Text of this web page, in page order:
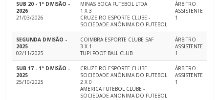
SUB 20 - 1ª DIVISÃO -
2026
21/03/2026
MINAS BOCA FUTEBOL LTDA
1 X 3
CRUZEIRO ESPORTE CLUBE -
SOCIEDADE ANÔNIMA DO FUTEBOL
ÁRBITRO
ASSISTENTE
1
SEGUNDA DIVISÃO -
2025
02/11/2025
COIMBRA ESPORTE CLUBE SAF
3 X 1
TUPI FOOT BALL CLUB
ÁRBITRO
ASSISTENTE
1
SUB 17 - 1ª DIVISÃO -
2025
25/10/2025
CRUZEIRO ESPORTE CLUBE -
SOCIEDADE ANÔNIMA DO FUTEBOL
2 X 0
AMERICA FUTEBOL CLUBE -
SOCIEDADE ANONIMA DO FUTEBOL
ÁRBITRO
ASSISTENTE
1